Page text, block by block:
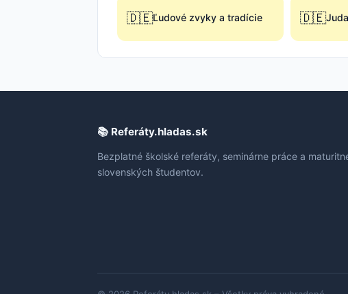
🇩🇪Ľudové zvyky a tradície 🇩🇪
📚 Referáty.hladas.sk
Bezplatné školské referáty, seminárne práce a
slovenských študentov.